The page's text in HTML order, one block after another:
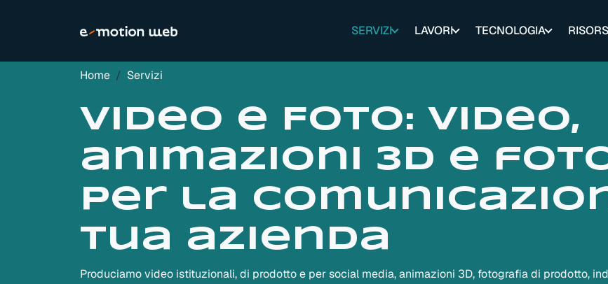
SERVIZI LAVORI TECNOLOGIA
Home Servizi
Video e Foto: video,
animazioni 3D e
per la
tua azienda
Produciamo video istituzionali, di prodotto e per social media, animazioni 3D, fotografia di prodotto,